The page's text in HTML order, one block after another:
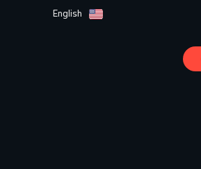
English